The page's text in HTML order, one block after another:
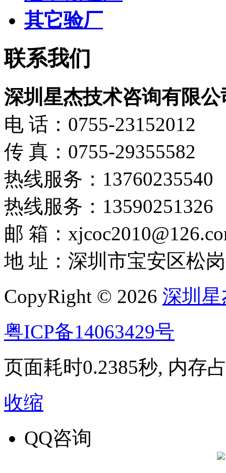
其它验厂
联系我们
深圳星杰技术咨询有限公
电 话：0755-23152012
传 真：0755-29355582
热线服务：13760235540
热线服务：13590251326
邮 箱：
地 址：深圳市宝安区松
CopyRight © 2026 深圳
粤ICP备14063429号
页面耗时0.2385秒, 内存
收缩
QQ咨询